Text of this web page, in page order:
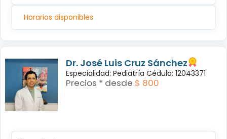
Horarios disponibles
Dr. José Luis Cruz Sánchez
Especialidad: Pediatría Cédula: 12043371
Precios * desde $ 800